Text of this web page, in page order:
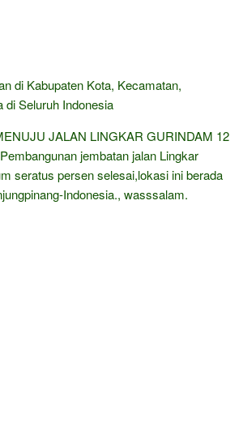
di Kabupaten Kota, Kecamatan,
di Seluruh Indonesia
JALAN LINGKAR GURINDAM 12
jembatan jalan Lingkar
seratus persen selesai,lokasi ini berada
Indonesia., wasssalam.